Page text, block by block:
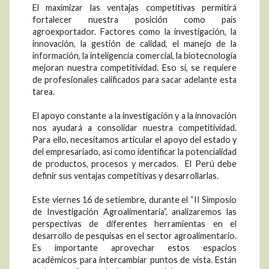
El maximizar las ventajas competitivas permitirá
fortalecer nuestra posición como país
agroexportador. Factores como la investigación, la
innovación, la gestión de calidad, el manejo de la
información, la inteligencia comercial, la biotecnología
mejoran nuestra competitividad. Eso sí, se requiere
de profesionales calificados para sacar adelante esta
tarea.
El apoyo constante a la investigación y a la innovación
nos ayudará a consolidar nuestra competitividad.
Para ello, necesitamos articular el apoyo del estado y
del empresariado, así como identificar la potencialidad
de productos, procesos y mercados. El Perú debe
definir sus ventajas competitivas y desarrollarlas.
Este viernes 16 de setiembre, durante el “II Simposio
de Investigación Agroalimentaria”, analizaremos las
perspectivas de diferentes herramientas en el
desarrollo de pesquisas en el sector agroalimentario.
Es importante aprovechar estos espacios
académicos para intercambiar puntos de vista. Están